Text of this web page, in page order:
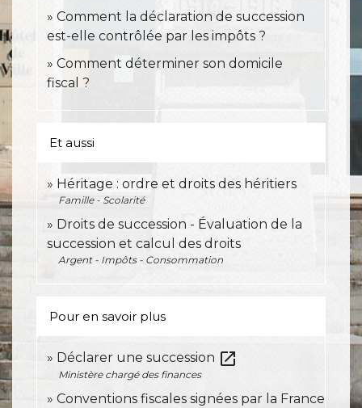
Comment la déclaration de succession
est-elle contrôlée par les impôts ?
Comment déterminer son domicile
fiscal ?
Et aussi
Héritage : ordre et droits des héritiers
Famille - Scolarité
Droits de succession - Évaluation de la
succession et calcul des droits
Argent - Impôts - Consommation
Pour en savoir plus
Déclarer une succession open_in_new
Ministère chargé des finances
Conventions fiscales signées par la France